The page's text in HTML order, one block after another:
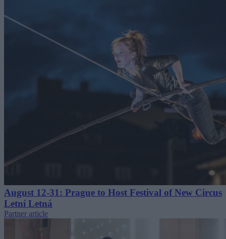
August 12-31: Prague to Host Festival of New Circus
Letní Letná
Partner article